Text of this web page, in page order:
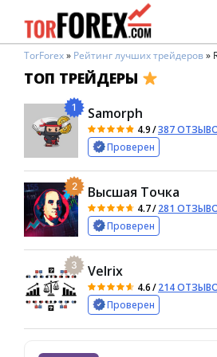
TorForex» Рейтинг лучших трейдеров»
ТОП ТРЕЙДЕРЫ
1 Samorph
4.9/387
Проверен
2 Высшая Точка
4.7/281
Проверен
3 Velrix
4.6/214
Проверен